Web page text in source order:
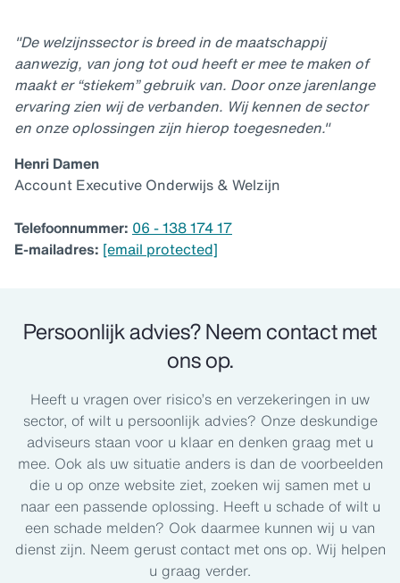
"De welzijnssector is breed in de maatschappij
aanwezig, van jong tot oud heeft er mee te maken of
maakt er “stiekem” gebruik van. Door onze jarenlange
ervaring zien wij de verbanden. Wij kennen de sector
en onze oplossingen zijn hierop toegesneden."
Henri Damen
Account Executive Onderwijs & Welzijn
Telefoonnummer: 06 - 138 174 17
E-mailadres: [email protected]
Persoonlijk advies? Neem contact met
ons op.
Heeft u vragen over risico’s en verzekeringen in uw
sector, of wilt u persoonlijk advies? Onze deskundige
adviseurs staan voor u klaar en denken graag met u
mee. Ook als uw situatie anders is dan de voorbeelden
die u op onze website ziet, zoeken wij samen met u
naar een passende oplossing. Heeft u schade of wilt u
een schade melden? Ook daarmee kunnen wij u van
dienst zijn. Neem gerust contact met ons op. Wij helpen
u graag verder.